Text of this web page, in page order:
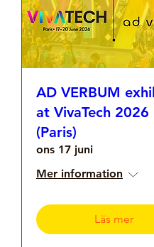
AD VERBUM
at VivaTech 2026
(Paris)
ons 17 juni
Mer information
Läs mer